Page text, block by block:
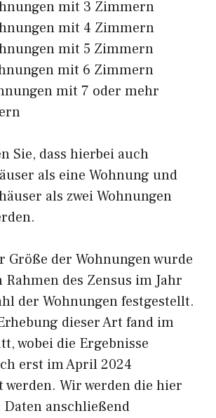
mit 3 Zimmern
mit 4 Zimmern
mit 5 Zimmern
mit 6 Zimmern
mit 7 oder mehr
Sie, dass hierbei auch
als eine Wohnung und
als zwei Wohnungen
Größe der Wohnungen wurde
des Zensus im Jahr
der Wohnungen festgestellt.
dieser Art fand im
wobei die Ergebnisse
erst im April 2024
Wir werden die hier
anschließend